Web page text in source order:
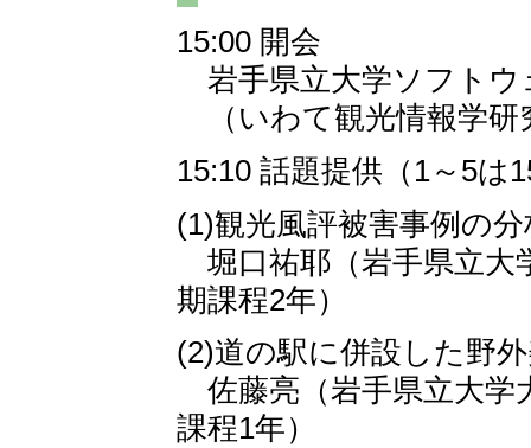
15:00 開会
岩手県立大学ソフト
（いわて観光情報学研
15:10 話題提供（1～5は
(1)観光風評被害事例の
堀口祐耶（岩手県立大
期課程2年）
(2)道の駅に併設した野
佐藤亮（岩手県立大学
課程1年）